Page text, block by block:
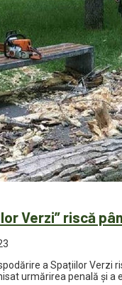
Verzi” riscă
a Spațiilor Verzi
urmărirea penală și